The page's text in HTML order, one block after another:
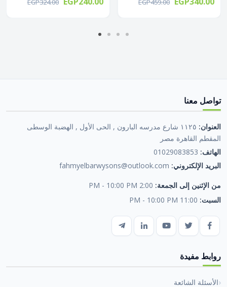
تواصل معنا
العنوان:
١١٢٥ شارع مدرسه البارون , الحى الأول , الهضبة الوسطى
المقطم القاهرة مصر
الهاتف: 01029083853
البريد الإلكتروني: fahmyelbarwysons@outlook.com
من الإثنين إلى الجمعة: 2:00 PM - 10:00 PM
السبت: 11:00 PM - 10:00 PM
روابط مفيدة
الأسئلة الشائعة